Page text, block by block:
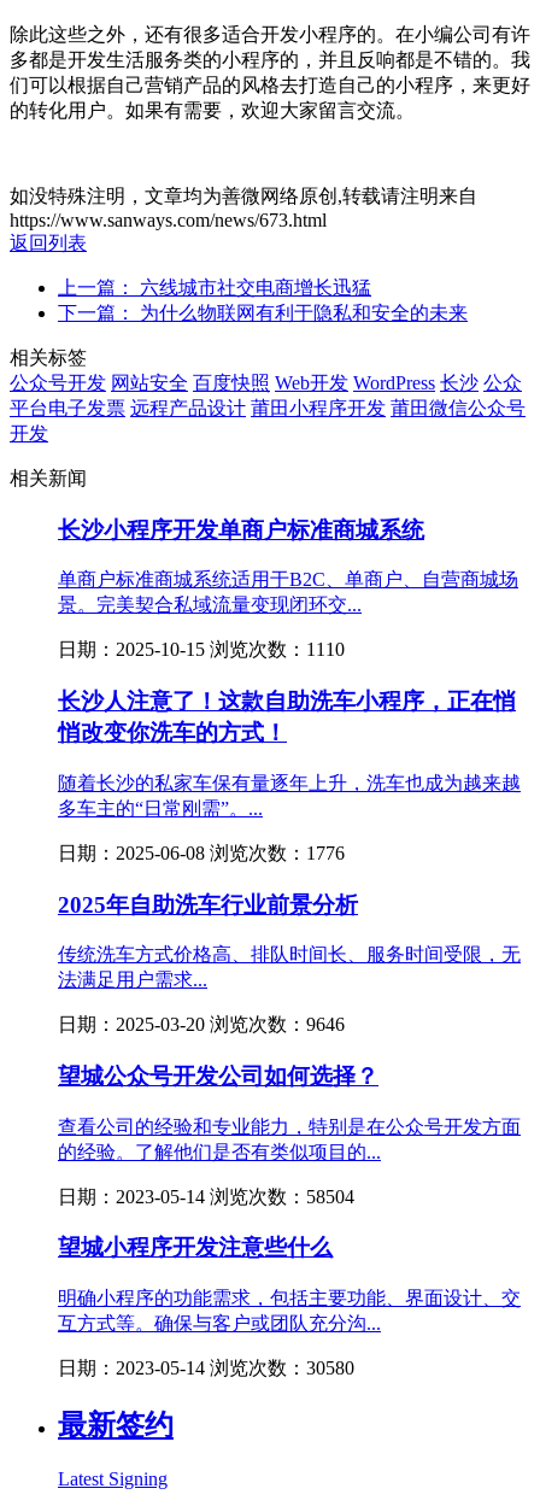
除此这些之外，还有很多适合开发小程序的。在小编公司有许
多都是开发生活服务类的小程序的，并且反响都是不错的。我
们可以根据自己营销产品的风格去打造自己的小程序，来更好
的转化用户。如果有需要，欢迎大家留言交流。
如没特殊注明，文章均为善微网络原创,转载请注明来自
https://www.sanways.com/news/673.html
返回列表
上一篇： 六线城市社交电商增长迅猛
下一篇： 为什么物联网有利于隐私和安全的未来
相关标签
公众号开发 网站安全 百度快照 Web开发 WordPress 长沙 公众
平台电子发票 远程产品设计 莆田小程序开发 莆田微信公众号
开发
相关新闻
长沙小程序开发单商户标准商城系统
单商户标准商城系统适用于B2C、单商户、自营商城场
景。完美契合私域流量变现闭环交...
日期：2025-10-15 浏览次数：1110
长沙人注意了！这款自助洗车小程序，正在悄
悄改变你洗车的方式！
随着长沙的私家车保有量逐年上升，洗车也成为越来越
多车主的“日常刚需”。...
日期：2025-06-08 浏览次数：1776
2025年自助洗车行业前景分析
传统洗车方式价格高、排队时间长、服务时间受限，无
法满足用户需求...
日期：2025-03-20 浏览次数：9646
望城公众号开发公司如何选择？
查看公司的经验和专业能力，特别是在公众号开发方面
的经验。了解他们是否有类似项目的...
日期：2023-05-14 浏览次数：58504
望城小程序开发注意些什么
明确小程序的功能需求，包括主要功能、界面设计、交
互方式等。确保与客户或团队充分沟...
日期：2023-05-14 浏览次数：30580
最新签约
Latest Signing